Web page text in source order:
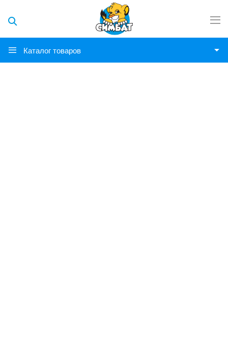
Каталог товаров